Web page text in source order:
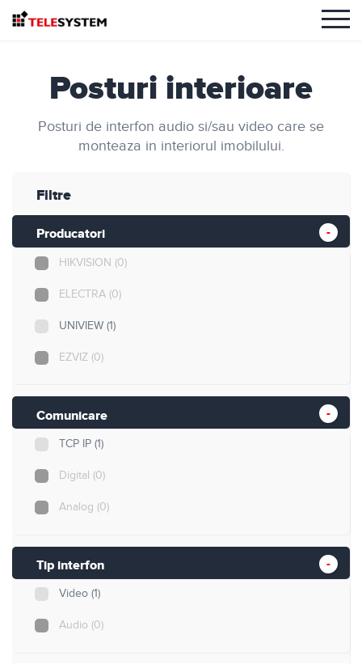
Posturi interioare
Posturi de interfon audio si/sau video care se
monteaza in interiorul imobilului.
Filtre
Producatori
HIKVISION (0)
ELECTRA (0)
UNIVIEW (1)
EZVIZ (0)
Comunicare
TCP IP (1)
Digital (0)
Analog (0)
Tip interfon
Video (1)
Audio (0)